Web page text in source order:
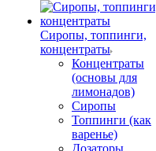
Сиропы, топпинги,
концентраты
Концентраты
(основы для
лимонадов)
Сиропы
Топпинги (как
варенье)
Дозаторы